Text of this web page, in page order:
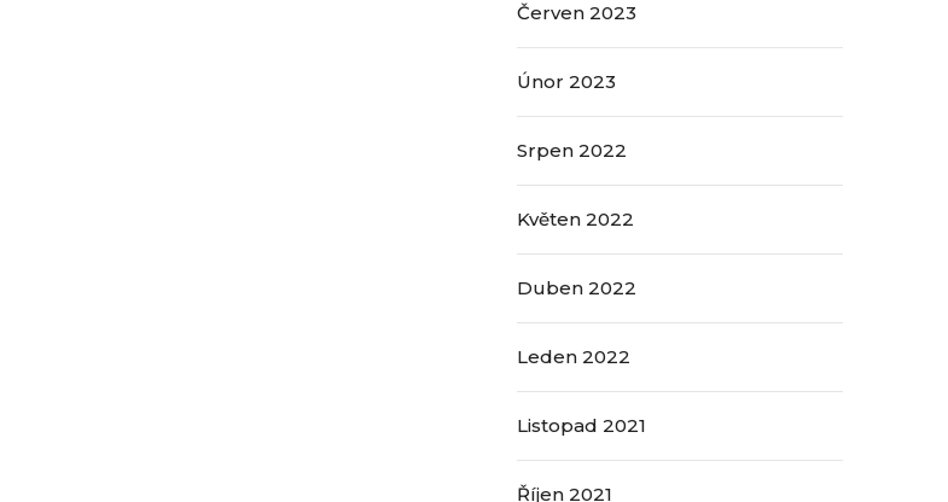
Červen 2023
Únor 2023
Srpen 2022
Květen 2022
Duben 2022
Leden 2022
Listopad 2021
Říjen 2021